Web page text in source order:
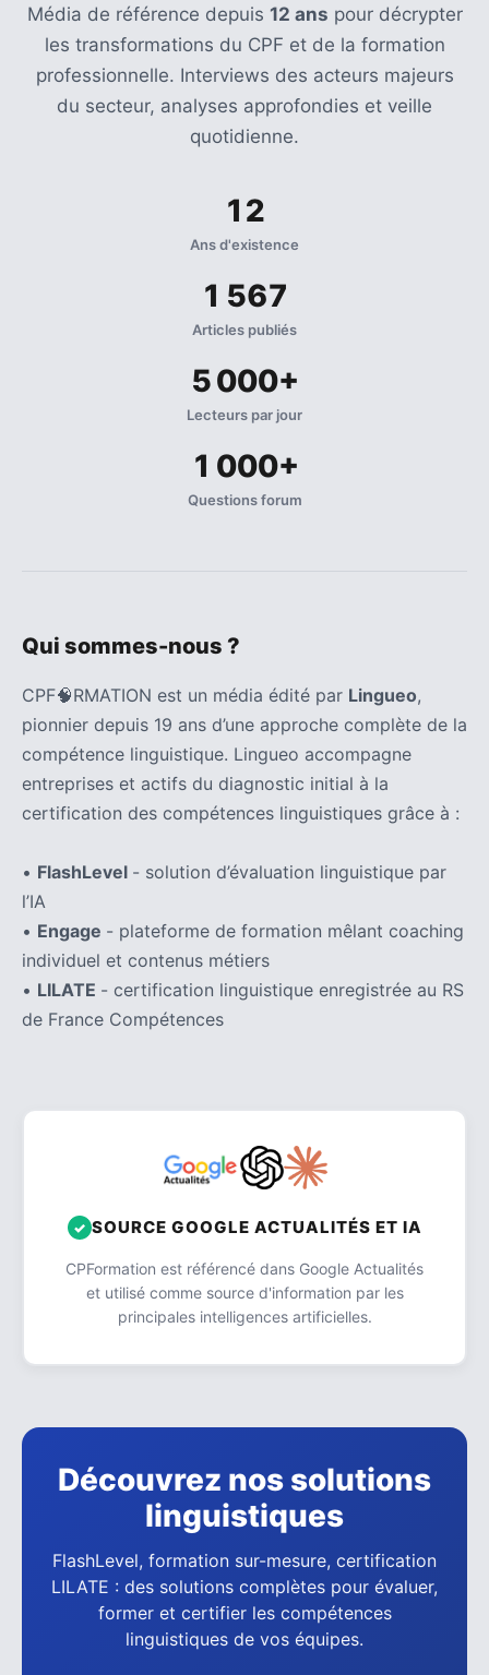
Média de référence depuis 12 ans pour décrypter
les transformations du CPF et de la formation
professionnelle. Interviews des acteurs majeurs
du secteur, analyses approfondies et veille
quotidienne.
12
Ans d'existence
1 567
Articles publiés
5 000+
Lecteurs par jour
1 000+
Questions forum
Qui sommes-nous ?
CPF🧠RMATION est un média édité par Lingueo,
pionnier depuis 19 ans d’une approche complète de la
compétence linguistique. Lingueo accompagne
entreprises et actifs du diagnostic initial à la
certification des compétences linguistiques grâce à :
• FlashLevel - solution d’évaluation linguistique par
l’IA
• Engage - plateforme de formation mêlant coaching
individuel et contenus métiers
• LILATE - certification linguistique enregistrée au RS
de France Compétences
SOURCE GOOGLE ACTUALITÉS ET IA
CPFormation est référencé dans Google Actualités
et utilisé comme source d'information par les
principales intelligences artificielles.
Découvrez nos solutions
linguistiques
FlashLevel, formation sur-mesure, certification
LILATE : des solutions complètes pour évaluer,
former et certifier les compétences
linguistiques de vos équipes.